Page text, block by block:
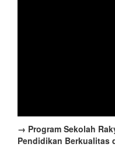
→ Program Sekolah
Pendidikan Berkualitas